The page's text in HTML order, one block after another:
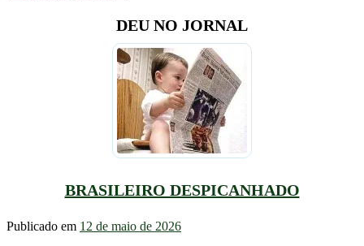
DEU NO JORNAL
BRASILEIRO DESPICANHADO
Publicado em 12 de maio de 2026